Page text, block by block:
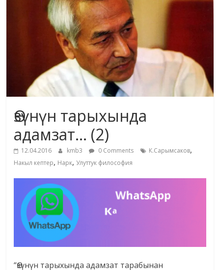
маданияты
Өзүнүн тарыхында
адамзат… (2)
12.04.2016 kmb3 0 Comments К.Сарымсаков,
Накыл кептер, Нарк, Улуттук философия
“Өзүнүн тарыхында адамзат тарабынан